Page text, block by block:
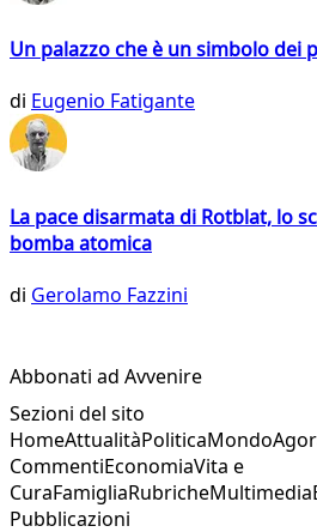
Un palazzo che è un simbolo dei
di Eugenio Fatigante
La pace disarmata di Rotblat, lo
bomba atomica
di Gerolamo Fazzini
Abbonati ad Avvenire
Sezioni del sito
HomeAttualitàPoliticaMondo
CommentiEconomiaVita e
CuraFamigliaRubricheMultimedia
Pubblicazioni